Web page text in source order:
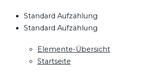
Standard Aufzählung
Standard Aufzählung
Elemente-Übersicht
Startseite